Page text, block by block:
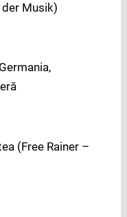
der Musik)
(Free Rainer –